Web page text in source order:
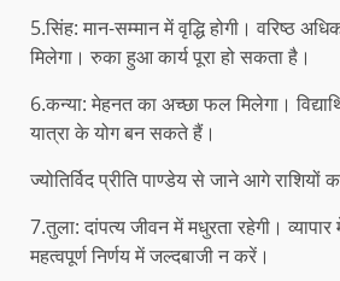
5.सिंह: मान-सम्मान में वृद्धि होगी। वरिष्ठ
मिलेगा। रुका हुआ कार्य पूरा हो सकता है।
6.कन्या: मेहनत का अच्छा फल मिलेगा।
यात्रा के योग बन सकते हैं।
ज्योतिर्विद प्रीति पाण्डेय से जाने आगे राशियों
7.तुला: दांपत्य जीवन में मधुरता रहेगी।
महत्वपूर्ण निर्णय में जल्दबाजी न करें।